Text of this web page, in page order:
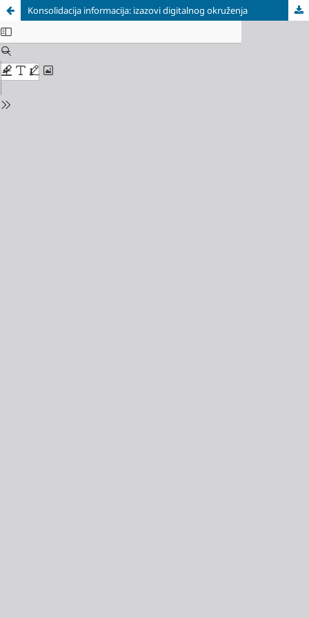
Konsolidacija informacija: izazovi digitalnog okruženja